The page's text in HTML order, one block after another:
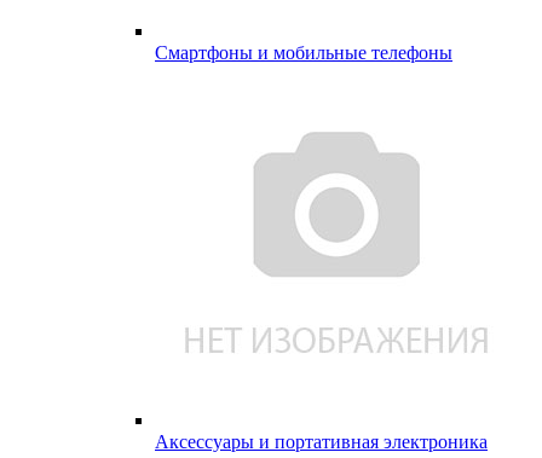
Смартфоны и мобильные телефоны
Аксессуары и портативная электроника